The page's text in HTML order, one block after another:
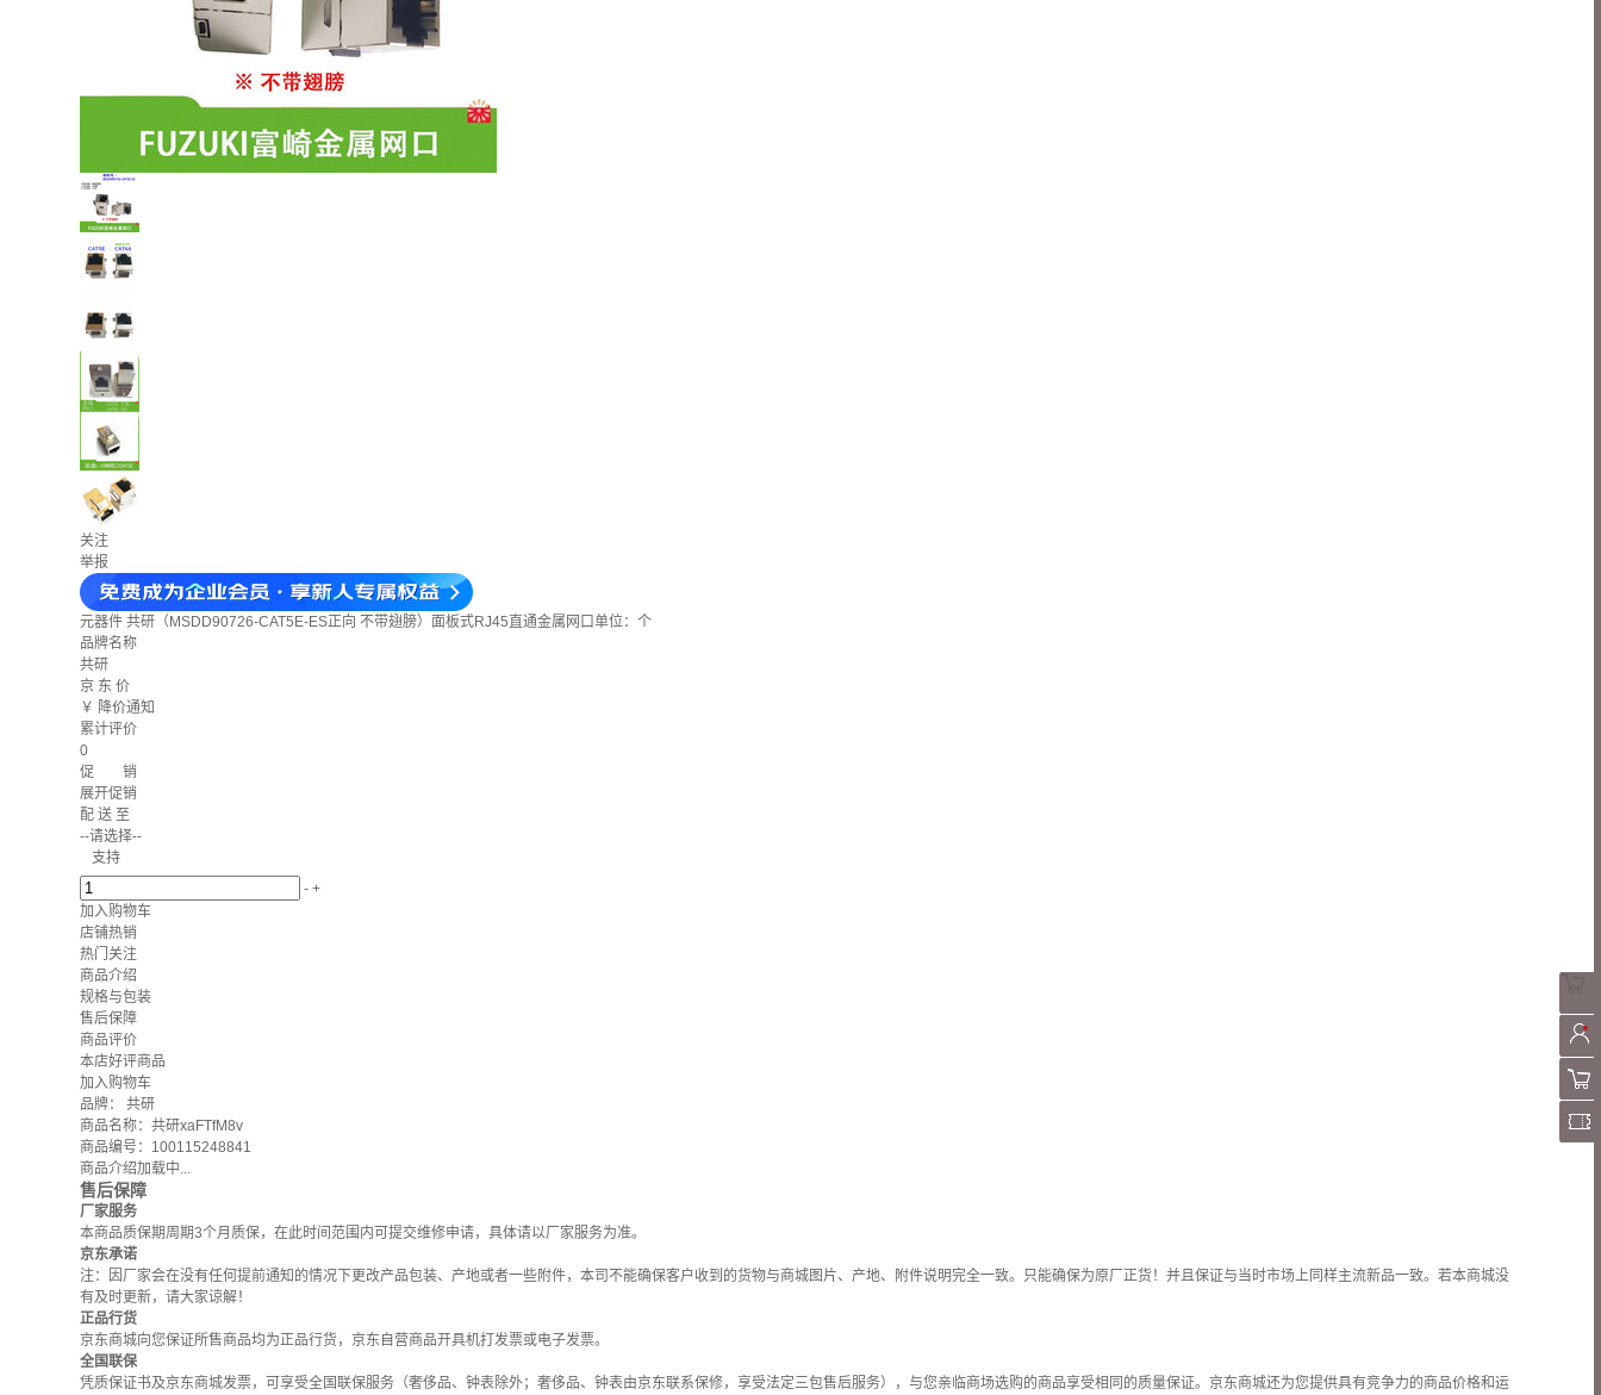
关注
举报
元器件 共研（MSDD90726-CAT5E-ES正向 不带翅膀）面板式RJ45直通金属网口单位：个
品牌名称
共研
京 东 价
￥ 降价通知
累计评价
0
促 销
展开促销
配 送 至
--请选择--
支持
- +
加入购物车
店铺热销
热门关注
商品介绍
规格与包装
售后保障
商品评价
本店好评商品
加入购物车
品牌： 共研
商品名称：共研xaFTfM8v
商品编号：100115248841
商品介绍加载中...
售后保障
厂家服务
本商品质保期周期3个月质保，在此时间范围内可提交维修申请，具体请以厂家服务为准。
京东承诺
注：因厂家会在没有任何提前通知的情况下更改产品包装、产地或者一些附件，本司不能确保客户收到的货物与商城图片、产地、附件说明完全一致。只能确保为原厂正货！并且保证与当时市场上同样主流新品一致。若本商城没
有及时更新，请大家谅解！
正品行货
京东商城向您保证所售商品均为正品行货，京东自营商品开具机打发票或电子发票。
全国联保
凭质保证书及京东商城发票，可享受全国联保服务（奢侈品、钟表除外；奢侈品、钟表由京东联系保修，享受法定三包售后服务），与您亲临商场选购的商品享受相同的质量保证。京东商城还为您提供具有竞争力的商品价格和运